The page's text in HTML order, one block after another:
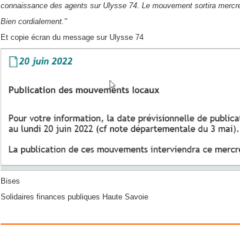
connaissance des agents sur Ulysse 74. Le mouvement sortira
Bien cordialement."
Et copie écran du message sur Ulysse 74
Bises
Solidaires finances publiques Haute Savoie